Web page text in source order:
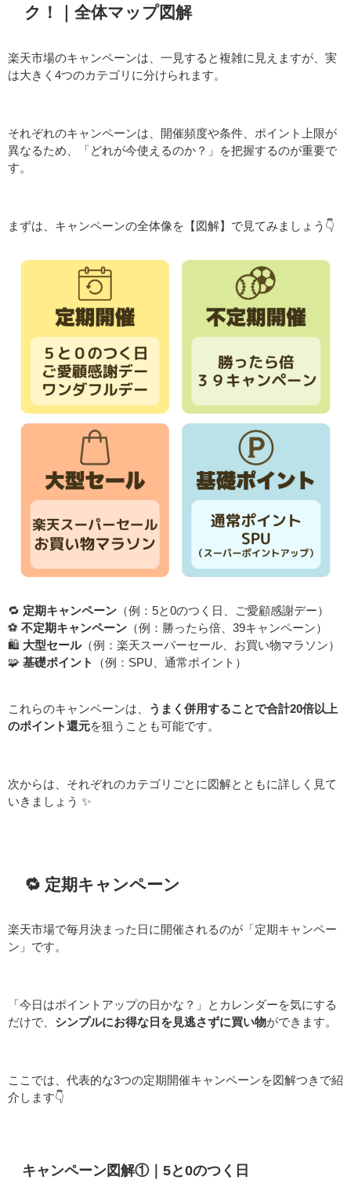
ク！｜全体マップ図解
楽天市場のキャンペーンは、一見すると複雑に見えますが、実
は大きく4つのカテゴリに分けられます。
それぞれのキャンペーンは、開催頻度や条件、ポイント上限が
異なるため、「どれが今使えるのか？」を把握するのが重要で
す。
まずは、キャンペーンの全体像を【図解】で見てみましょう👇
🔁 定期キャンペーン （例：5と0のつく日、ご愛顧感謝デー）
⚽ 不定期キャンペーン （例：勝ったら倍、39キャンペーン）
🛍 大型セール（例：楽天スーパーセール、お買い物マラソン）
🧩 基礎ポイント （例：SPU、通常ポイント）
これらのキャンペーンは、
うまく併用することで合計20倍以上
のポイント還元を狙うことも可能です。
次からは、それぞれのカテゴリごとに図解とともに詳しく見て
いきましょう ✨
🔁 定期キャンペーン
楽天市場で毎月決まった日に開催されるのが「定期キャンペー
ン」です。
「今日はポイントアップの日かな？」とカレンダーを気にする
だけで、 シンプルにお得な日を見逃さずに買い物ができます。
ここでは、代表的な3つの定期開催キャンペーンを図解つきで紹
介します👇
キャンペーン図解①｜5と0のつく日